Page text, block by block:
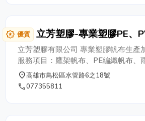
award_star 優質
立芳塑膠-專業塑膠PE、
帆布
立芳塑膠有限公司 專業塑膠帆布生產
服務項目：鷹架帆布、PE編織帆布、
帆、PVC塑膠布、卡車帆布、防潮塑膠
南亞舒美桌墊、夾網油布、PE藍白帆布
place高雄市鳥松區水管路6之18號
phone077355811